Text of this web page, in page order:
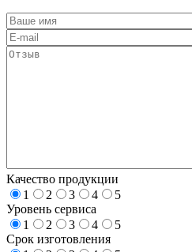
Качество продукции
1
2 3 4
5
Уровень сервиса
1
2 3 4
5
Срок изготовления